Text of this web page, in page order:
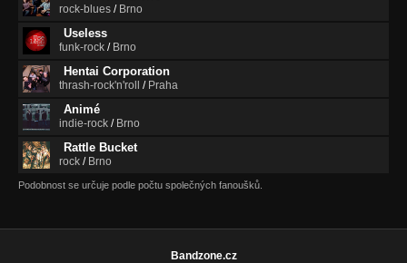
rock-blues / Brno
Useless
funk-rock / Brno
Hentai Corporation
thrash-rock'n'roll / Praha
Animé
indie-rock / Brno
Rattle Bucket
rock / Brno
Podobnost se určuje podle počtu společných fanoušků.
Bandzone.cz